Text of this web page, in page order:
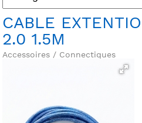
CABLE
2.0 1.5M
Accessoires / Connectiques